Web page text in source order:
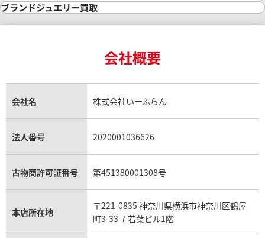
インゴット買取
インゴットの相場価格情報
24金買取
金貨買取
貴金属買取
銀・シルバー買取
パラジウム買取
ダイヤモンド・宝石の参考価格一覧
リング・結婚指輪買取
エメラルド買取
トパーズ買取
タンザナイト買取
キャッツアイ買取
アクアマリン買取
ロレックス買取
ロレックス デイトナ買取
ロレックス サブマリーナー買取
ロレックス エクスプローラー買取
ロレックス デイトジャスト買取
パテック フィリップノーチラス買取
ヴァシュロン・コンスタンタン買取
オメガ買取
カルティエ買取
フランク ミュラー買取
リシャール・ミル買取
ブランド買取
シャネル マトラッセ買取
セリーヌ買取
プラダ買取
ブランドジュエリー買取
ヴァンクリーフ＆アーペル買取
ショーメ買取
ダミアーニ買取
モーブッサン買取
会社概要
会社名 株式会社いーふらん
法人番号 2020001036626
古物商許可証番号 第451380001308号
本店所在地
〒221-0835 神奈川県横浜市神奈川区鶴屋
町3-33-7 若葉ビル1階